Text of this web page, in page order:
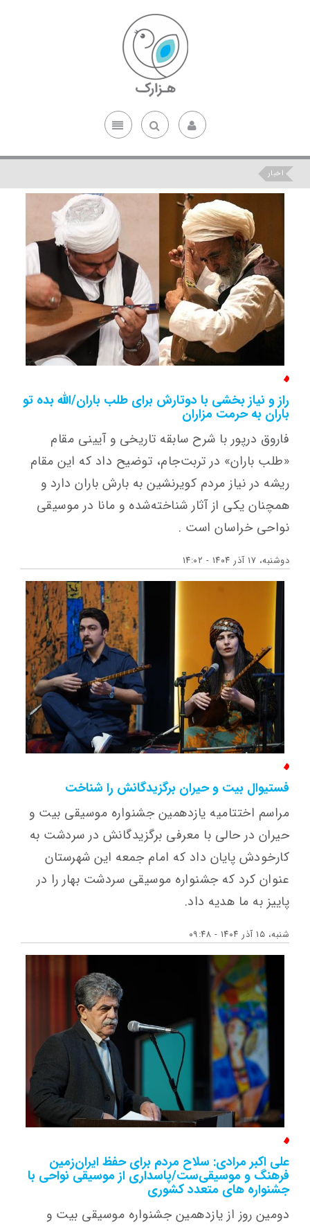
اخبار
راز و نیاز بخشی با دوتارش برای طلب باران/الله بده تو
باران به حرمت مزاران
فاروق درپور با شرح سابقه تاریخی و آیینی مقام
«طلب باران» در تربت‌جام، توضیح داد که این مقام
ریشه در نیاز مردم کویرنشین به بارش باران دارد و
همچنان یکی از آثار شناخته‌شده و مانا در موسیقی
نواحی خراسان است .
دوشنبه، ۱۷ آذر ۱۴۰۴ - ۱۴:۰۲
فستیوال بیت و حیران برگزیدگانش را شناخت
مراسم اختتامیه یازدهمین جشنواره موسیقی بیت و
حیران در حالی با معرفی برگزیدگانش در سردشت به
کارخودش پایان داد که امام جمعه این شهرستان
عنوان کرد که جشنواره موسیقی سردشت بهار را در
پاییز به ما هدیه داد.
شنبه، ۱۵ آذر ۱۴۰۴ - ۰۹:۴۸
علی اکبر مرادی: سلاح مردم برای حفظ ایران‌زمین
فرهنگ و موسیقی‌ست/پاسداری از موسیقی نواحی با
جشنواره های متعدد کشوری
دومین روز از یازدهمین جشنواره موسیقی بیت و